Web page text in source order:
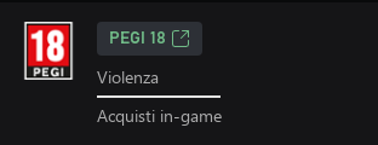
PEGI 18
Violenza
Acquisti in-game